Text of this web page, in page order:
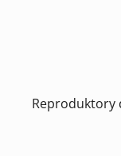
Reproduktory